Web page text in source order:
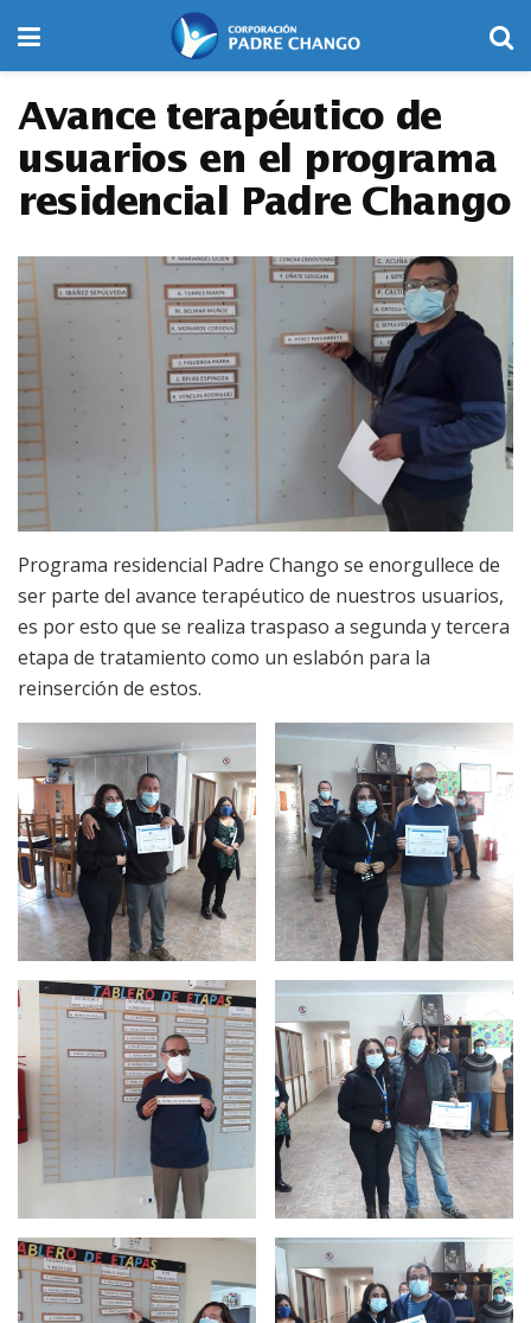
Avance terapéutico de
usuarios en el programa
residencial Padre Chango
Programa residencial Padre Chango se enorgullece de
ser parte del avance terapéutico de nuestros usuarios,
es por esto que se realiza traspaso a segunda y tercera
etapa de tratamiento como un eslabón para la
reinserción de estos.